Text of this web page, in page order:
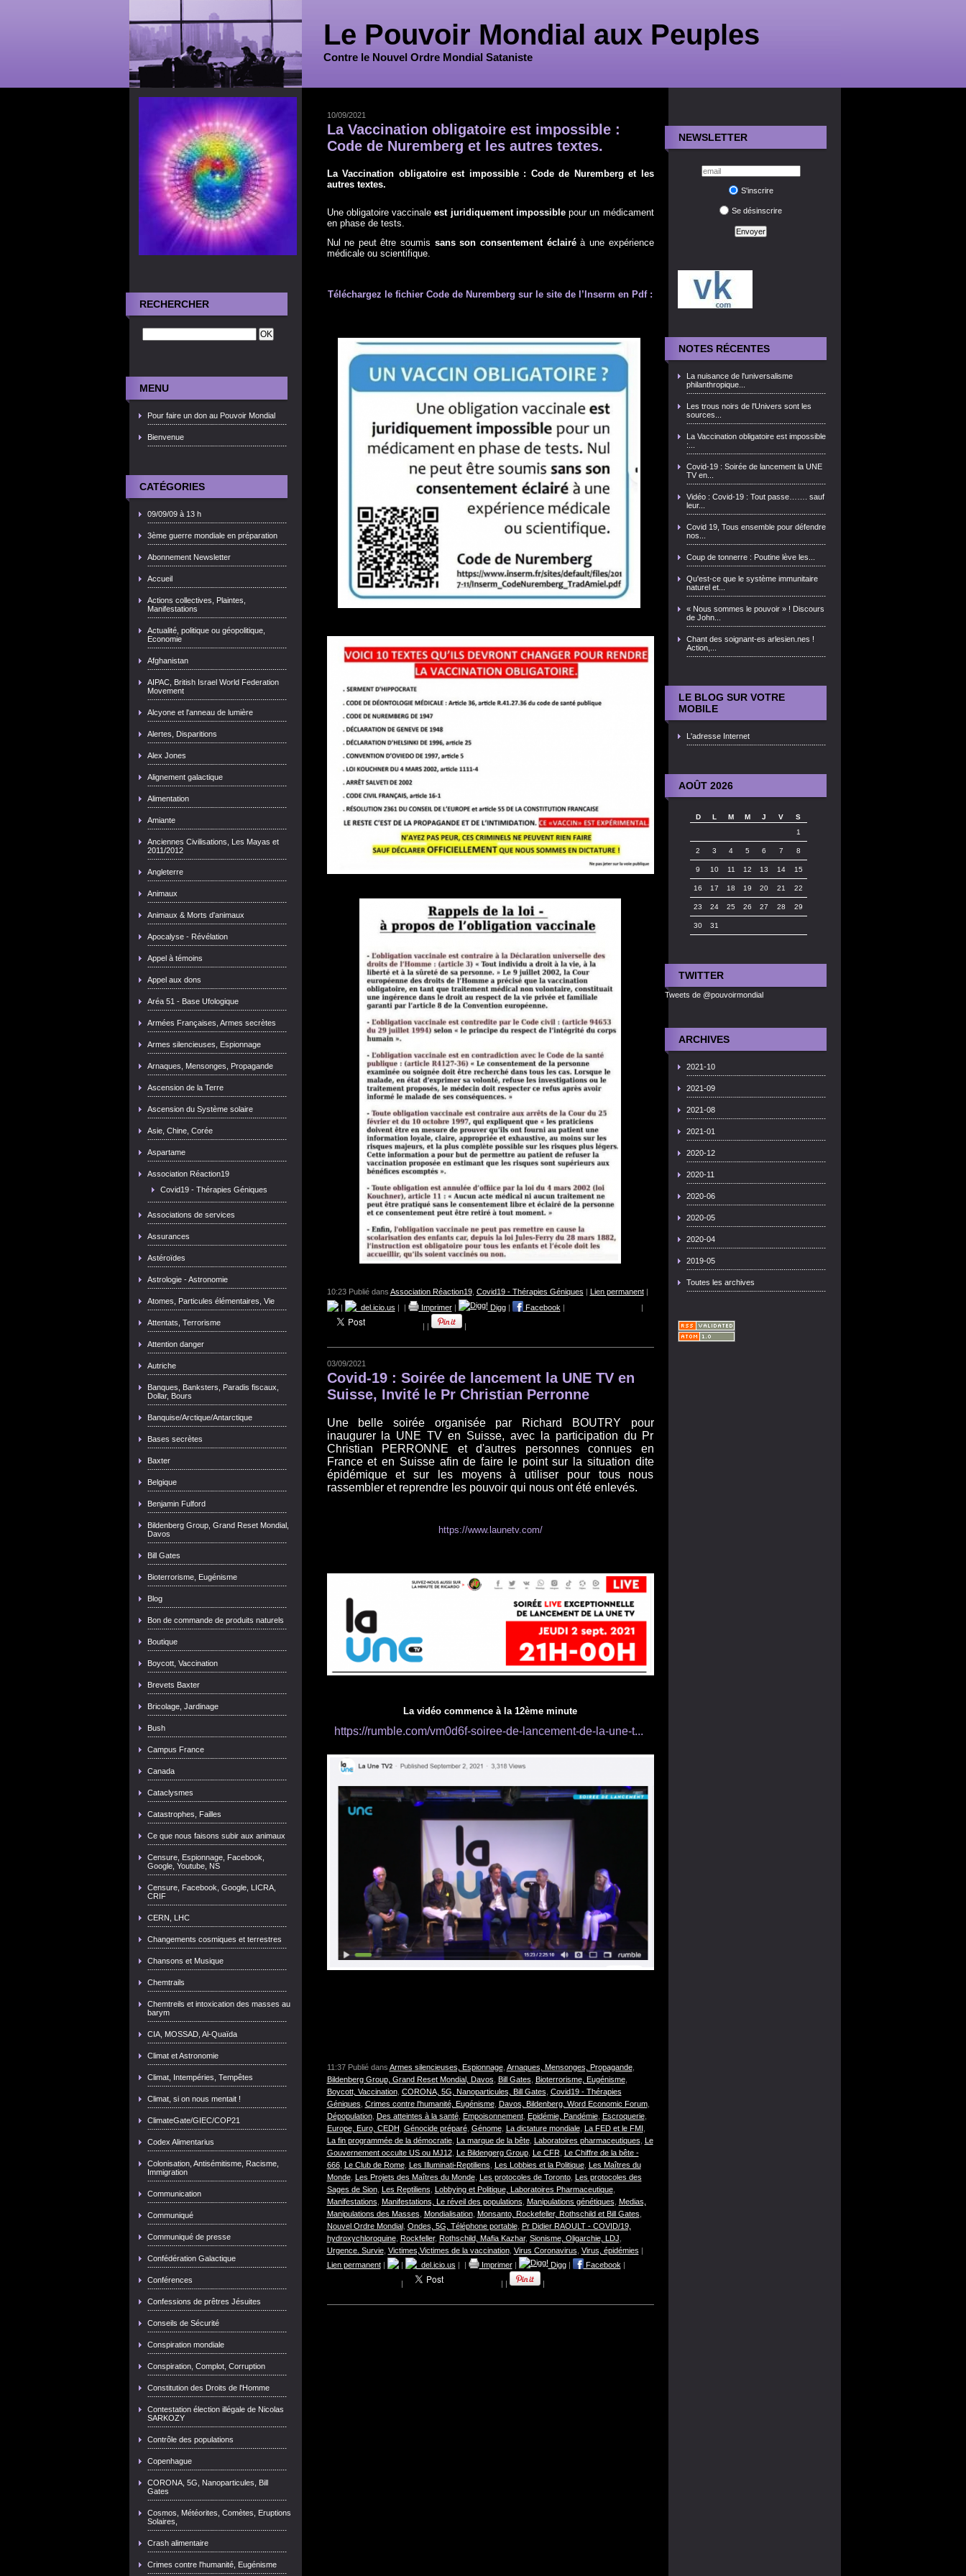
Le Pouvoir Mondial aux Peuples
Contre le Nouvel Ordre Mondial Sataniste
RECHERCHER
MENU
Pour faire un don au Pouvoir Mondial
Bienvenue
CATÉGORIES
09/09/09 à 13 h
3ème guerre mondiale en préparation
Abonnement Newsletter
Accueil
Actions collectives, Plaintes,
Manifestations
Actualité, politique ou géopolitique,
Economie
Afghanistan
AIPAC, British Israel World Federation
Movement
Alcyone et l'anneau de lumière
Alertes, Disparitions
Alex Jones
Alignement galactique
Alimentation
Amiante
Anciennes Civilisations, Les Mayas et
2011/2012
Angleterre
Animaux
Animaux & Morts d'animaux
Apocalyse - Révélation
Appel à témoins
Appel aux dons
Aréa 51 - Base Ufologique
Armées Françaises, Armes secrètes
Armes silencieuses, Espionnage
Arnaques, Mensonges, Propagande
Ascension de la Terre
Ascension du Système solaire
Asie, Chine, Corée
Aspartame
Association Réaction19
Covid19 - Thérapies Géniques
Associations de services
Assurances
Astéroïdes
Astrologie - Astronomie
Atomes, Particules élémentaires, Vie
Attentats, Terrorisme
Attention danger
Autriche
Banques, Banksters, Paradis fiscaux,
Dollar, Bours
Banquise/Arctique/Antarctique
Bases secrètes
Baxter
Belgique
Benjamin Fulford
Bildenberg Group, Grand Reset Mondial,
Davos
Bill Gates
Bioterrorisme, Eugénisme
Blog
Bon de commande de produits naturels
Boutique
Boycott, Vaccination
Brevets Baxter
Bricolage, Jardinage
Bush
Campus France
Canada
Cataclysmes
Catastrophes, Failles
Ce que nous faisons subir aux animaux
Censure, Espionnage, Facebook,
Google, Youtube, NS
Censure, Facebook, Google, LICRA,
CRIF
CERN, LHC
Changements cosmiques et terrestres
Chansons et Musique
Chemtrails
Chemtreils et intoxication des masses au
barym
CIA, MOSSAD, Al-Quaïda
Climat et Astronomie
Climat, Intempéries, Tempêtes
Climat, si on nous mentait !
ClimateGate/GIEC/COP21
Codex Alimentarius
Colonisation, Antisémitisme, Racisme,
Immigration
Communication
Communiqué
Communiqué de presse
Confédération Galactique
Conférences
Confessions de prêtres Jésuites
Conseils de Sécurité
Conspiration mondiale
Conspiration, Complot, Corruption
Constitution des Droits de l'Homme
Contestation élection illégale de Nicolas
SARKOZY
Contrôle des populations
Copenhague
CORONA, 5G, Nanoparticules, Bill
Gates
Cosmos, Météorites, Comètes, Eruptions
Solaires,
Crash alimentaire
Crimes contre l'humanité, Eugénisme
NEWSLETTER
S'inscrire
Se désinscrire
NOTES RÉCENTES
La nuisance de l'universalisme
philanthropique...
Les trous noirs de l'Univers sont les
sources...
La Vaccination obligatoire est impossible
:...
Covid-19 : Soirée de lancement la UNE
TV en...
Vidéo : Covid-19 : Tout passe……. sauf
leur...
Covid 19, Tous ensemble pour défendre
nos...
Coup de tonnerre : Poutine lève les...
Qu'est-ce que le système immunitaire
naturel et...
« Nous sommes le pouvoir » ! Discours
de John...
Chant des soignant-es arlesien.nes !
Action,...
LE BLOG SUR VOTRE
MOBILE
L'adresse Internet
AOÛT 2026
D L M M J V
S
1
2 3 4 5 6 7 8
9 10 11 12 13 14 15
16 17 18 19 20 21 22
23 24 25 26 27 28 29
30 31
TWITTER
Tweets de @pouvoirmondial
ARCHIVES
2021-10
2021-09
2021-08
2021-01
2020-12
2020-11
2020-06
2020-05
2020-04
2019-05
Toutes les archives
10/09/2021
La Vaccination obligatoire est impossible :
Code de Nuremberg et les autres textes.
La Vaccination obligatoire est impossible : Code de Nuremberg et les
autres textes.
Une obligatoire vaccinaleest juridiquement impossiblepour un médicament
en phase de tests.
Nul ne peut être soumis sans son consentement éclairéà une expérience
médicale ou scientifique.
Téléchargez le fichier Code de Nuremberg sur le site de l’Inserm en Pdf :
10:23 Publié dans Association Réaction19, Covid19 - Thérapies Géniques | Lien permanent|
|
del.icio.us | | Imprimer| Digg| Facebook | |
| | |
03/09/2021
Covid-19 : Soirée de lancement la UNE TV en
Suisse, Invité le Pr Christian Perronne
Une belle soirée organisée par Richard BOUTRY pour
inaugurer la UNE TV en Suisse, avec la participation du Pr
Christian PERRONNE et d'autres personnes connues en
France et en Suisse afin de faire le point sur la situation dite
épidémique et sur les moyens à utiliser pour tous nous
rassembler et reprendre les pouvoir qui nous ont été enlevés.
https://www.launetv.com/
La vidéo commence à la 12ème minute
https://rumble.com/vm0d6f-soiree-de-lancement-de-la-une-t...
11:37 Publié dans Armes silencieuses, Espionnage, Arnaques, Mensonges, Propagande,
Bildenberg Group, Grand Reset Mondial, Davos Bill Gates Bioterrorisme, Eugénisme,
Boycott, Vaccination, CORONA, 5G, Nanoparticules, Bill Gates Covid19 - Thérapies
Géniques Crimes contre l'humanité, Eugénisme, Davos, Bildenberg, Word Economic Forum,
Dépopulation, Des atteintes à la santé, Empoisonnement, Epidémie, Pandémie, Escroquerie,
Europe, Euro, CEDH Génocide préparé, Génome, La dictature mondiale, La FED et le FMI
La fin programmée de la démocratie, La marque de la bête, Laboratoires pharmaceutiques Le
Gouvernement occulte US ou MJ12, Le Bildengerg Group, Le CFR, Le Chiffre de la bête -
666, Le Club de Rome, Les Illuminati-Reptiliens Les Lobbies et la Politique, Les Maîtres du
Monde, Les Projets des Maîtres du Monde, Les protocoles de Toronto, Les protocoles des
Sages de Sion, Les Reptiliens Lobbying et Politique, Laboratoires Pharmaceutique,
Manifestations Manifestations, Le réveil des populations Manipulations génétiques Medias,
Manipulations des Masses Mondialisation, Monsanto, Rockefeller, Rothschild et Bill Gates
Nouvel Ordre Mondial, Ondes, 5G, Téléphone portable, Pr Didier RAOULT - COVID/19,
hydroxychloroquine, Rockfeller, Rothschild, Mafia Kazhar, Sionisme, Oligarchie, LDJ
Urgence. Survie, Victimes,Victimes de la vaccination, Virus Coronavirus Virus, épidémies |
Lien permanent| | del.icio.us | | Imprimer| Digg| Facebook |
| | | |